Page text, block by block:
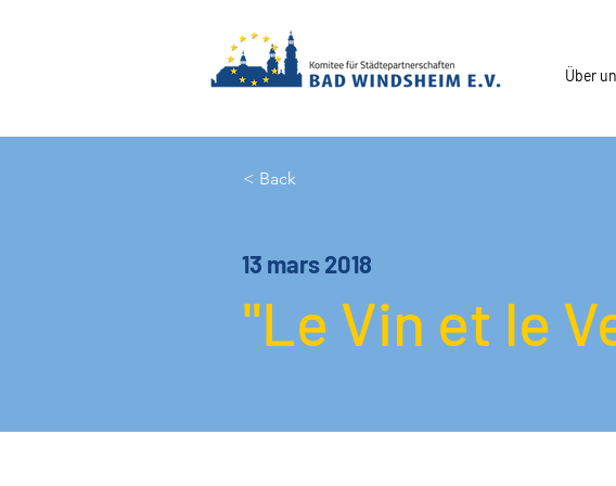
Über
< Back
13 mars 2018
"Le Vin et le